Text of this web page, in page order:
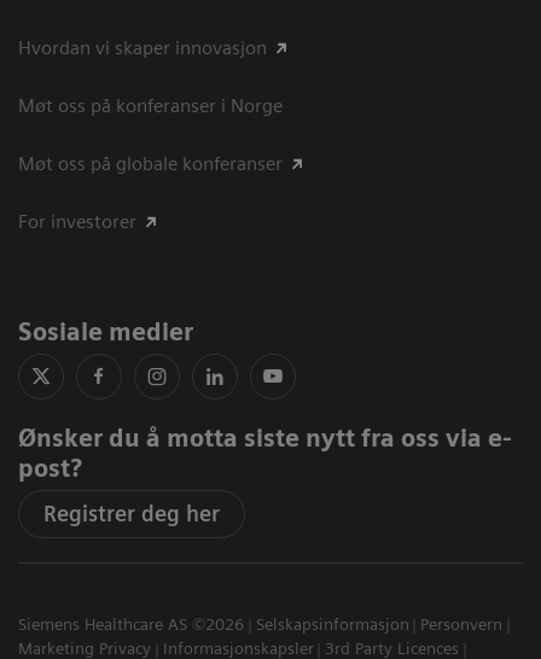
Hvordan vi skaper innovasjon
Møt oss på konferanser i Norge
Møt oss på globale konferanser
For investorer
Sosiale medier
Ønsker du å motta siste nytt fra oss via e-
post?
Registrer deg her
Siemens Healthcare AS ©2026 Selskapsinformasjon
Personvern
Marketing Privacy
Informasjonskapsler
3rd Party Licences